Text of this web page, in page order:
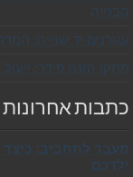
הבנייה
עגורנים יד שנייה:
מתקן הזנה פידר:
כתבות אחרונות
מעבר לתחביב: כיצד
ילדכם